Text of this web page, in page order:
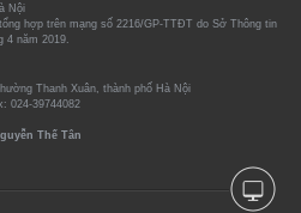
Nội
hợp trên mạng số 2216/GP-TTĐT do Sở Thông tin
4 năm 2019.
Thanh Xuân, thành phố Hà Nội
024-39744082
Thế Tân